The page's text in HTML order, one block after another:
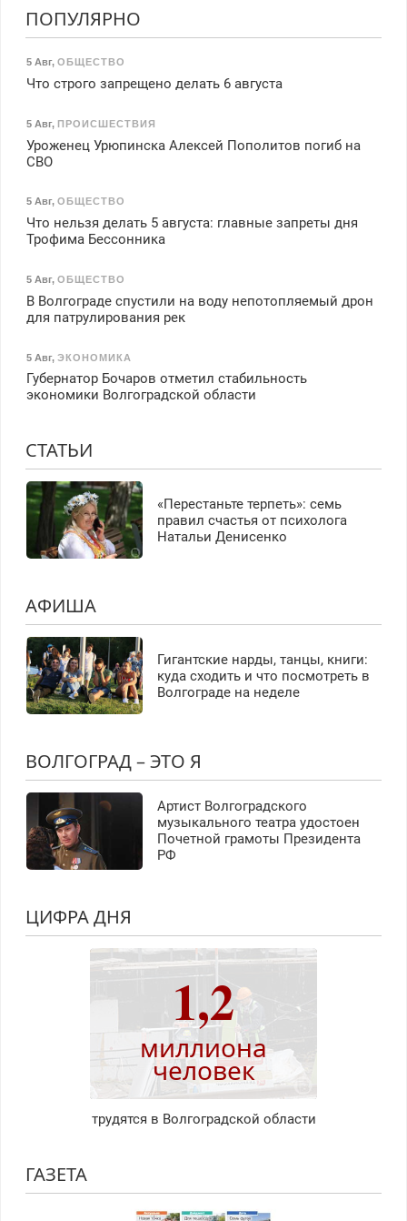
ПОПУЛЯРНО
5 Авг, ОБЩЕСТВО
Что строго запрещено делать 6 августа
5 Авг, ПРОИСШЕСТВИЯ
Уроженец Урюпинска Алексей Пополитов погиб на
СВО
5 Авг, ОБЩЕСТВО
Что нельзя делать 5 августа: главные запреты дня
Трофима Бессонника
5 Авг, ОБЩЕСТВО
В Волгограде спустили на воду непотопляемый дрон
для патрулирования рек
5 Авг, ЭКОНОМИКА
Губернатор Бочаров отметил стабильность
экономики Волгоградской области
СТАТЬИ
«Перестаньте терпеть»: семь
правил счастья от психолога
Натальи Денисенко
АФИША
Гигантские нарды, танцы, книги:
куда сходить и что посмотреть в
Волгограде на неделе
ВОЛГОГРАД – ЭТО Я
Артист Волгоградского
музыкального театра удостоен
Почетной грамоты Президента
РФ
ЦИФРА ДНЯ
1,2
миллиона
человек
трудятся в Волгоградской области
ГАЗЕТА